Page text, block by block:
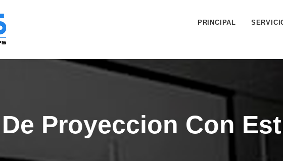
PRINCIPAL
Proyeccion Con